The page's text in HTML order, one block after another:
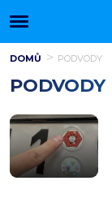
DOMŮ PODVODY
PODVODY